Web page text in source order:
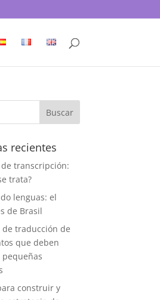
recientes
de transcripción:
trata?
lenguas: el
de Brasil
traducción de
que deben
construir y